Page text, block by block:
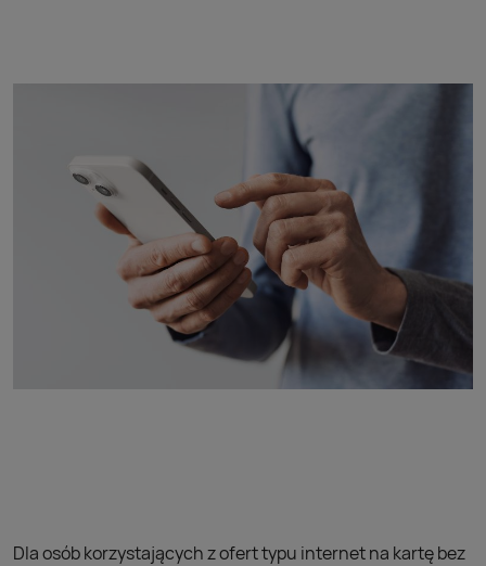
Dla osób korzystających z ofert typu internet na kartę bez